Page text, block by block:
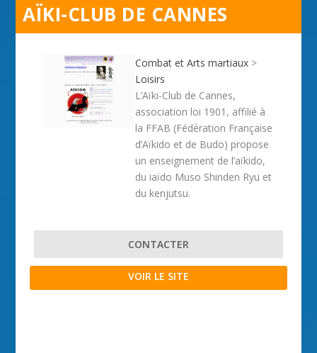
AÏKI-CLUB DE CANNES
Combat et Arts martiaux >
Loisirs
L’Aïki-Club de Cannes,
association loi 1901, affilié à
la FFAB (Fédération Française
d’Aïkido et de Budo) propose
un enseignement de l’aïkido,
du iaïdo Muso Shinden Ryu et
du kenjutsu.
CONTACTER
VOIR LE SITE